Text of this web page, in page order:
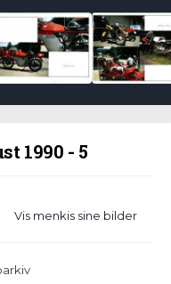
1990 - 5
Vis menkis sine bilder